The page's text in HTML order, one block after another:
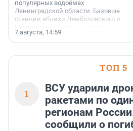
популярных водоёмах
Ленинградской области. Базовые
станции вблизи Лемболовского и
недалеко от Большого Тосненского
водопада.
7 августа, 14:59
ТОП 5
1
ВСУ ударили
ракетами по
регионам
сообщили о